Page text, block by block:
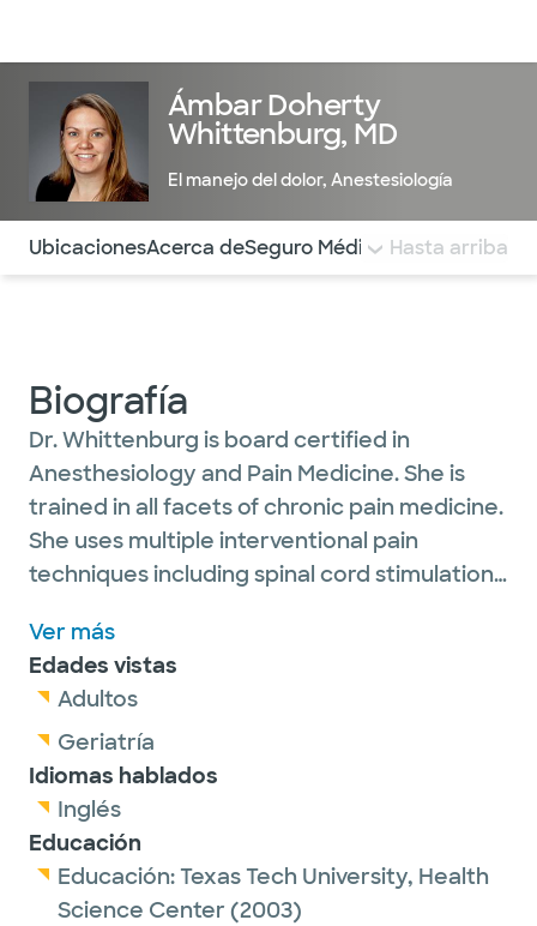
Ámbar Doherty
Whittenburg, MD
El manejo del dolor, Anestesiología
Utilice esta navegación para saltar rápidamente a
UbicacionesAcerca deSeguro Médico COMENTARIOS
Hasta arriba
Biografía
Dr. Whittenburg is board certified in
Anesthesiology and Pain Medicine. She is
trained in all facets of chronic pain medicine.
She uses multiple interventional pain
techniques including spinal cord stimulation,
injections, and ultrasound guided peripheral
nerve blocks. Through a multimodal
approach to treatment, she aims to
optimize pain control, improve functional
activity, and restore quality of life for all of
her patients.
Dr. Whittenburg is a provider practicing as a
member of the
Ver más
Edades vistas
Adultos
Geriatría
Idiomas hablados
Inglés
Educación
Educación:Texas Tech University, Health
Science Center (2003)